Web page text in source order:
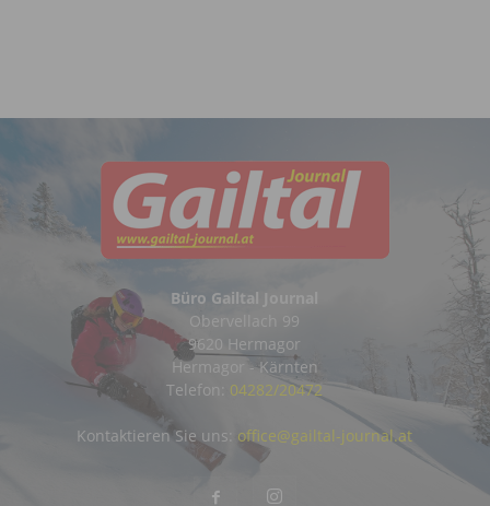
Büro Gailtal Journal
Obervellach 99
9620 Hermagor
Hermagor - Kärnten
Telefon: 04282/20472
Kontaktieren Sie uns: office@gailtal-journal.at